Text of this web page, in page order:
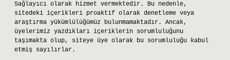
Sağlayıcı olarak hizmet vermektedir. Bu nedenle,
sitedeki içerikleri proaktif olarak denetleme veya
araştırma yükümlülüğümüz bulunmamaktadır. Ancak,
üyelerimiz yazdıkları içeriklerin sorumluluğunu
taşımakta olup, siteye üye olarak bu sorumluluğu kabul
etmiş sayılırlar.